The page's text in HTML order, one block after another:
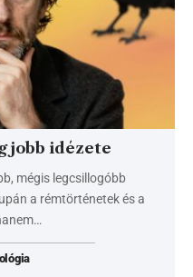
idézete
mégis legcsillogóbb
a rémtörténetek és a